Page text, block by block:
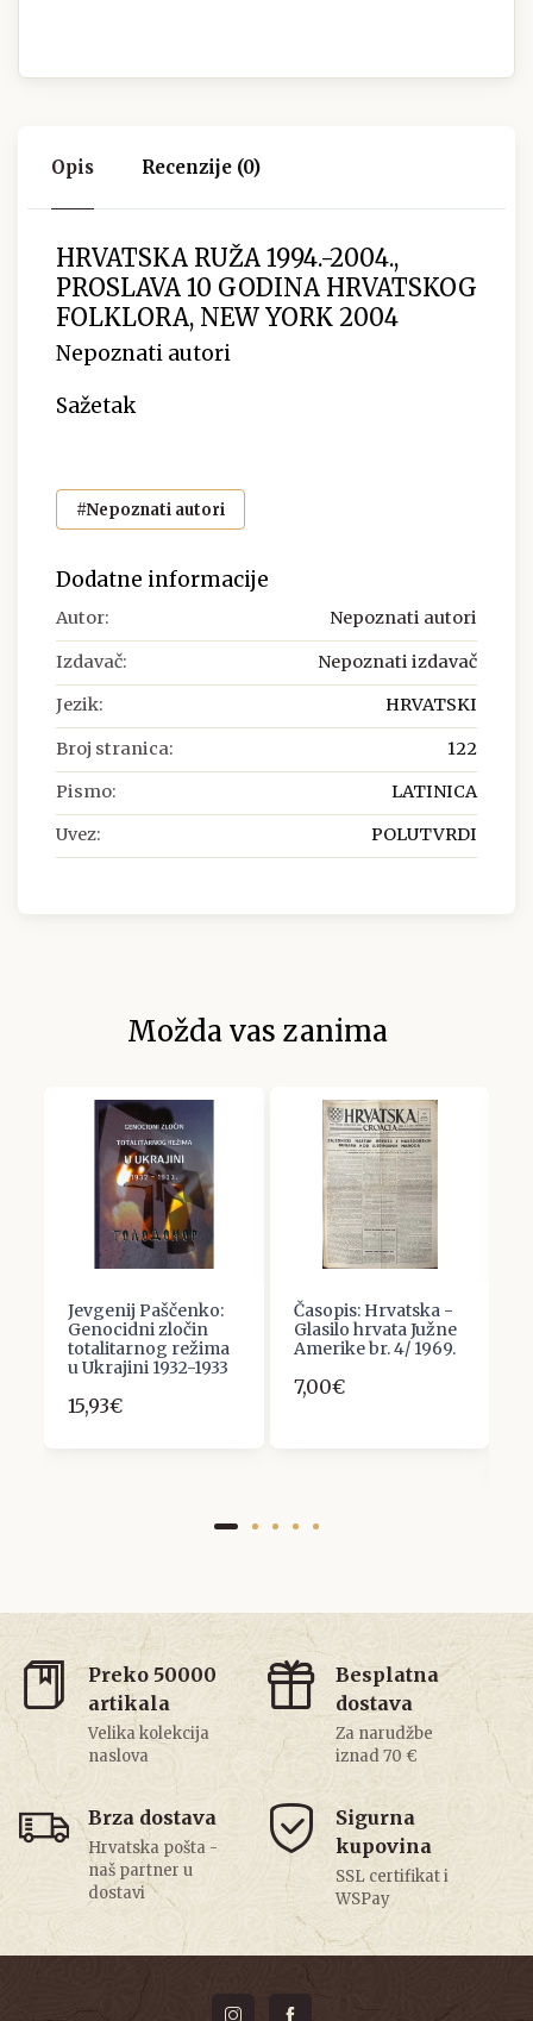
Opis Recenzije (0)
HRVATSKA RUŽA 1994.-2004.,
PROSLAVA 10 GODINA HRVATSKOG
FOLKLORA, NEW YORK 2004
Nepoznati autori
Sažetak
#Nepoznati autori
Dodatne informacije
Autor: Nepoznati autori
Izdavač: Nepoznati izdavač
Jezik: HRVATSKI
Broj stranica: 122
Pismo: LATINICA
Uvez: POLUTVRDI
Možda vas zanima
Jevgenij Paščenko:
Genocidni zločin
totalitarnog režima
u Ukrajini 1932-1933
15,93€
Časopis: Hrvatska -
Glasilo hrvata Južne
Amerike br. 4/ 1969.
7,00€
Preko 50000
artikala
Velika kolekcija
naslova
Besplatna
dostava
Za narudžbe
iznad 70 €
Brza dostava
Hrvatska pošta -
naš partner u
dostavi
Sigurna
kupovina
SSL certifikat i
WSPay